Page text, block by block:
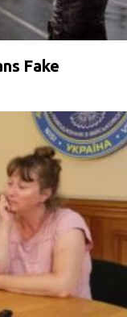
Fake